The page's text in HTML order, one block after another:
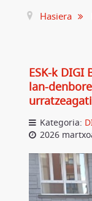
Hasiera
ESK-k DIGI
lan-
Kategoria:
2026